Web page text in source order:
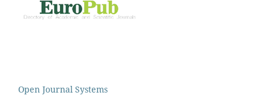
Open Journal Systems